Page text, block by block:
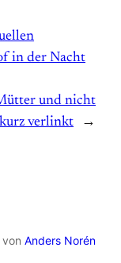
in der Nacht
und nicht
verlinkt
→
Anders Norén